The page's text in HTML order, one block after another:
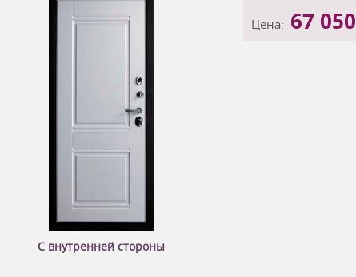
С внутренней стороны
Цена: 67 050